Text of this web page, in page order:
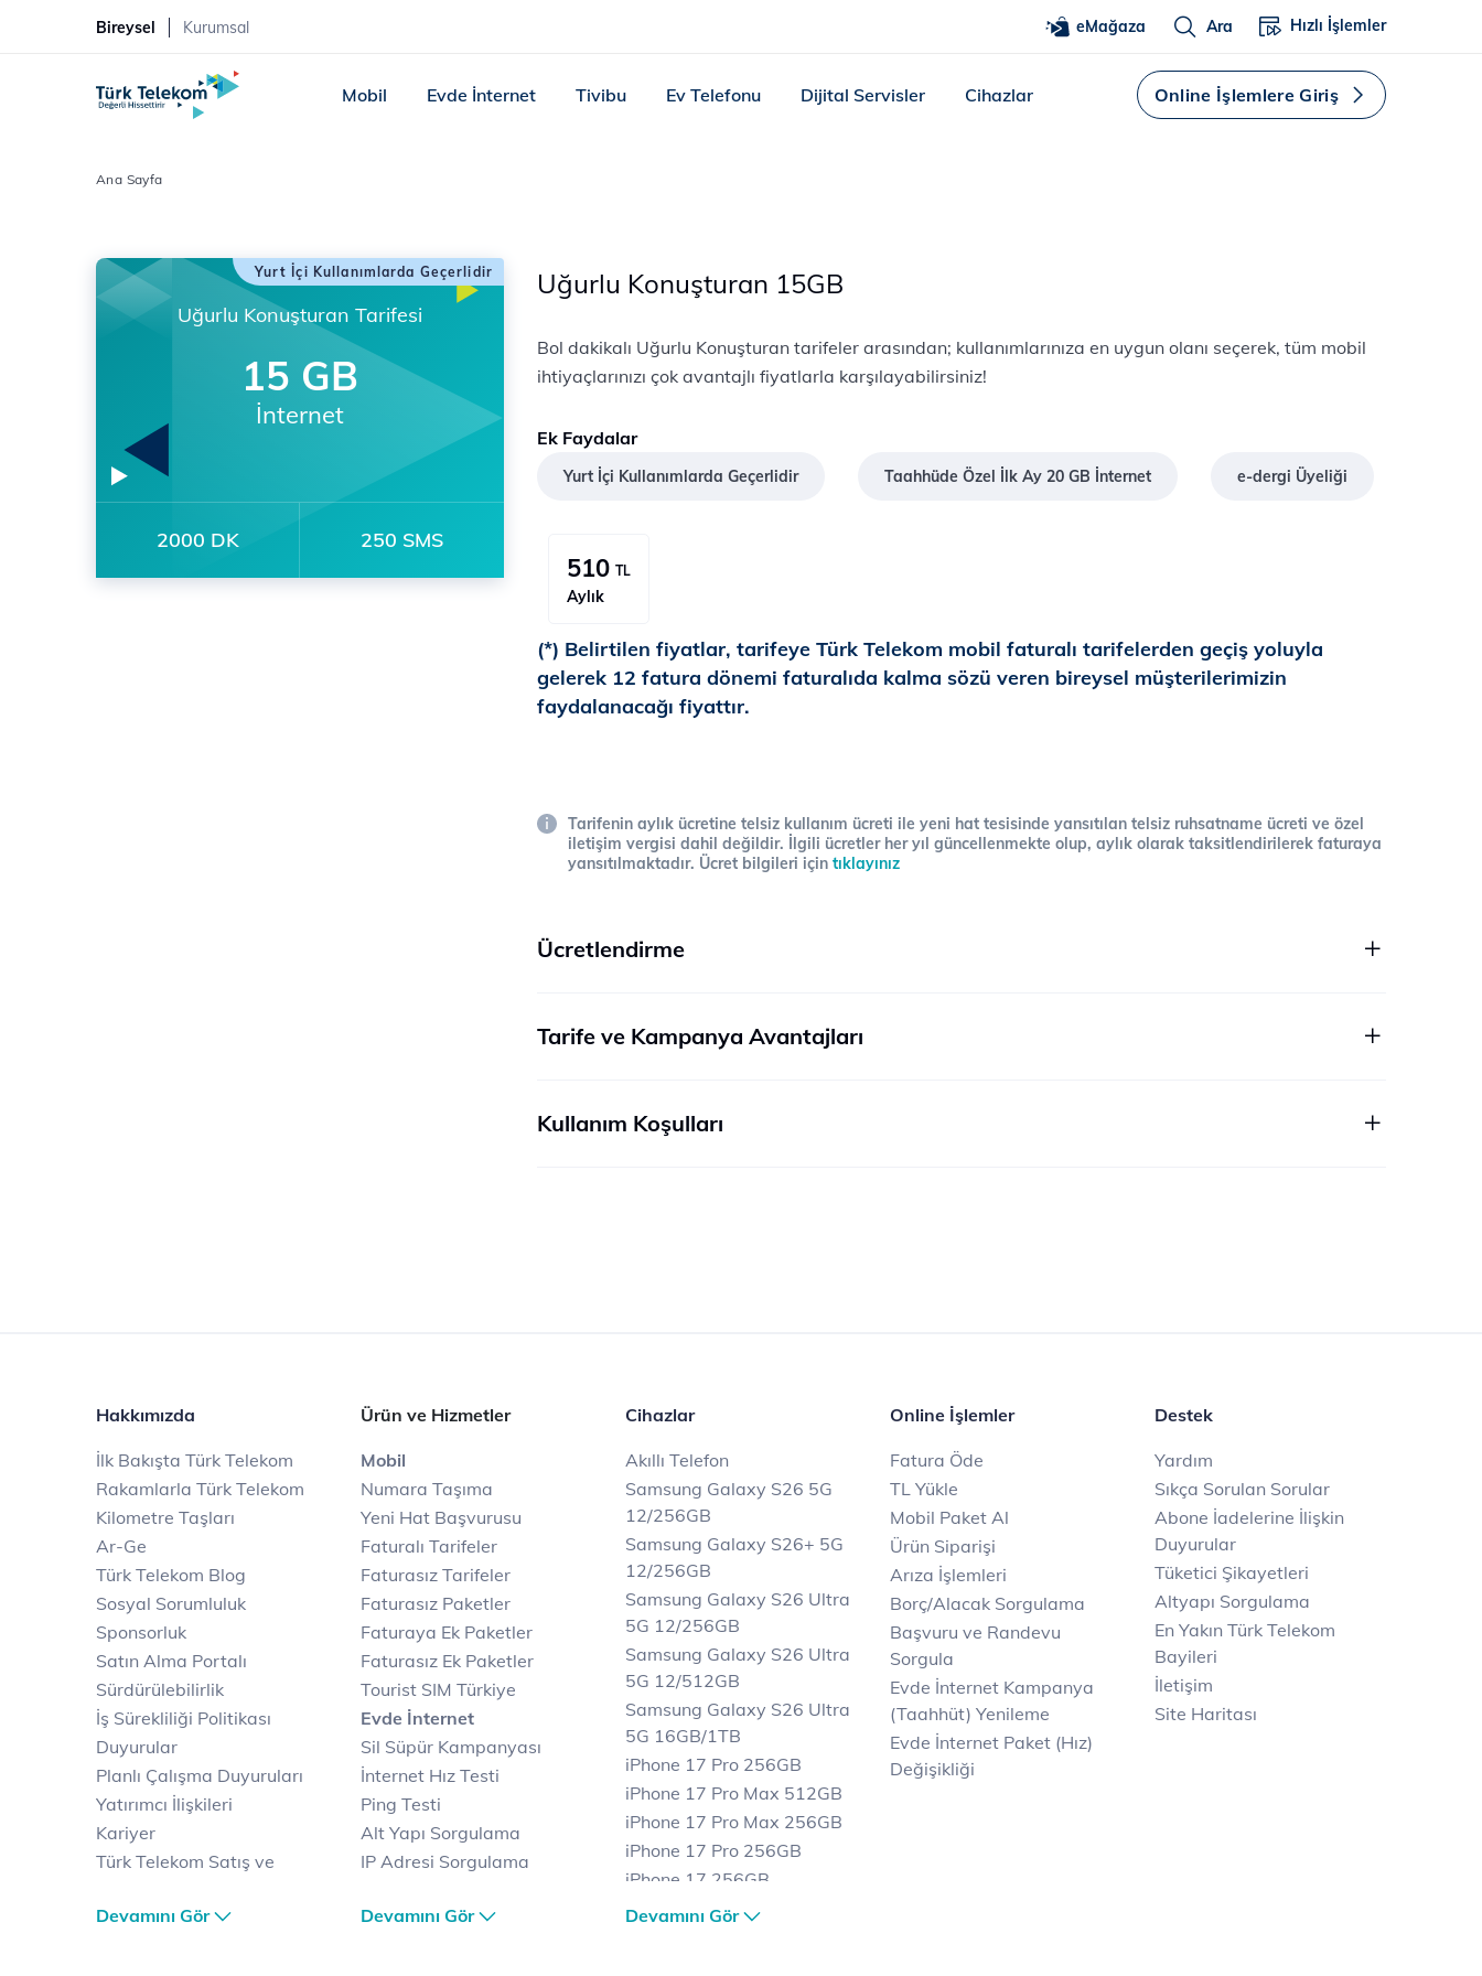
Bireysel Kurumsal eMağaza Ara Hızlı İşlemler
Mobil Evde İnternet Tivibu Ev Telefonu Dijital Servisler Cihazlar Online İşlemlere Giriş
Ana Sayfa
Yurt İçi Kullanımlarda Geçerlidir
Uğurlu Konuşturan Tarifesi
15 GB
İnternet
2000 DK 250 SMS
Uğurlu Konuşturan 15GB
Bol dakikalı Uğurlu Konuşturan tarifeler arasından; kullanımlarınıza en uygun olanı seçerek, tüm mobil
ihtiyaçlarınızı çok avantajlı fiyatlarla karşılayabilirsiniz!
Ek Faydalar
Yurt İçi Kullanımlarda Geçerlidir Taahhüde Özel İlk Ay 20 GB İnternet e-dergi Üyeliği
510 TL
Aylık
(*) Belirtilen fiyatlar, tarifeye Türk Telekom mobil faturalı tarifelerden geçiş yoluyla
gelerek 12 fatura dönemi faturalıda kalma sözü veren bireysel müşterilerimizin
faydalanacağı fiyattır.
Tarifenin aylık ücretine telsiz kullanım ücreti ile yeni hat tesisinde yansıtılan telsiz ruhsatname ücreti ve özel
iletişim vergisi dahil değildir. İlgili ücretler her yıl güncellenmekte olup, aylık olarak taksitlendirilerek faturaya
yansıtılmaktadır. Ücret bilgileri için tıklayınız
Ücretlendirme
Tarife ve Kampanya Avantajları
Kullanım Koşulları
Hakkımızda
İlk Bakışta Türk Telekom
Rakamlarla Türk Telekom
Kilometre Taşları
Ar-Ge
Türk Telekom Blog
Sosyal Sorumluluk
Sponsorluk
Satın Alma Portalı
Sürdürülebilirlik
İş Sürekliliği Politikası
Duyurular
Planlı Çalışma Duyuruları
Yatırımcı İlişkileri
Kariyer
Türk Telekom Satış ve
Türk Telekom Finansal
Devamını Gör
Ürün ve Hizmetler
Mobil
Numara Taşıma
Yeni Hat Başvurusu
Faturalı Tarifeler
Faturasız Tarifeler
Faturasız Paketler
Faturaya Ek Paketler
Faturasız Ek Paketler
Tourist SIM Türkiye
Evde İnternet
Sil Süpür Kampanyası
İnternet Hız Testi
Ping Testi
Alt Yapı Sorgulama
IP Adresi Sorgulama
Avantajlı İnternet
Devamını Gör
Cihazlar
Akıllı Telefon
Samsung Galaxy S26 5G
12/256GB
Samsung Galaxy S26+ 5G
12/256GB
Samsung Galaxy S26 Ultra
5G 12/256GB
Samsung Galaxy S26 Ultra
5G 12/512GB
Samsung Galaxy S26 Ultra
5G 16GB/1TB
iPhone 17 Pro 256GB
iPhone 17 Pro Max 512GB
iPhone 17 Pro Max 256GB
iPhone 17 Pro 256GB
iPhone 17 256GB
iPhone 17 Air 256GB
Devamını Gör
Online İşlemler
Fatura Öde
TL Yükle
Mobil Paket Al
Ürün Siparişi
Arıza İşlemleri
Borç/Alacak Sorgulama
Başvuru ve Randevu
Sorgula
Evde İnternet Kampanya
(Taahhüt) Yenileme
Evde İnternet Paket (Hız)
Değişikliği
Destek
Yardım
Sıkça Sorulan Sorular
Abone İadelerine İlişkin
Duyurular
Tüketici Şikayetleri
Altyapı Sorgulama
En Yakın Türk Telekom
Bayileri
İletişim
Site Haritası